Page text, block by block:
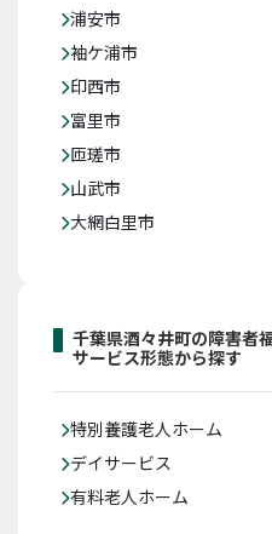
浦安市
袖ケ浦市
印西市
富里市
匝瑳市
山武市
大網白里市
千葉県酒々井町の障害者
サービス形態から探す
特別養護老人ホーム
デイサービス
有料老人ホーム